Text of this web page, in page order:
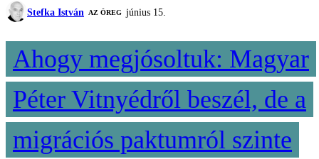
Stefka István AZ ÖREG június 15.
Ahogy megjósoltuk: Magyar
Péter Vitnyédről beszél, de a
migrációs paktumról szinte